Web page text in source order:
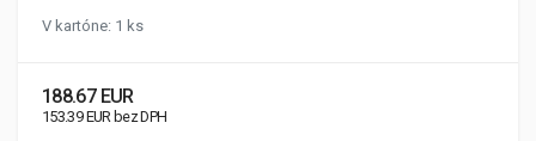
V kartóne: 1 ks
188.67 EUR
153.39 EUR bez DPH